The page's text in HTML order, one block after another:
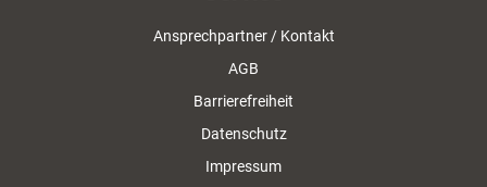
Ansprechpartner / Kontakt
AGB
Barrierefreiheit
Datenschutz
Impressum